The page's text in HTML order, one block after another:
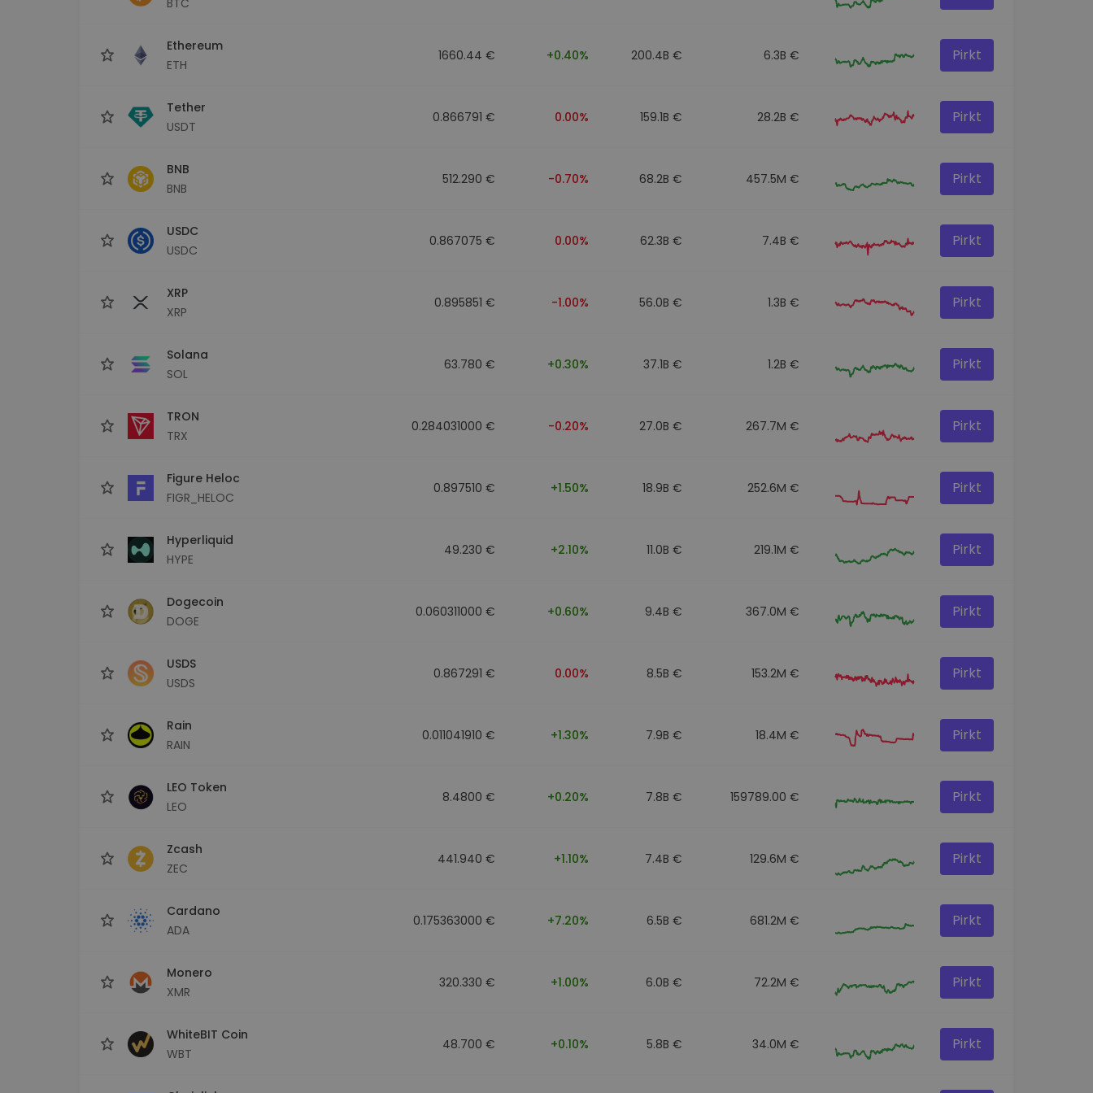
Ethereum
ETH
1660.44 € +0.40% 200.4B € 6.3B € Pirkt
Tether
USDT
0.866791 € 0.00% 159.1B € 28.2B € Pirkt
BNB
BNB
512.290 € -0.70% 68.2B € 457.5M € Pirkt
USDC
USDC
0.867075 € 0.00% 62.3B € 7.4B € Pirkt
XRP
XRP
0.895851 € -1.00% 56.0B € 1.3B € Pirkt
Solana
SOL
63.780 € +0.30% 37.1B € 1.2B € Pirkt
TRON
TRX
0.284031000 € -0.20% 27.0B € 267.7M € Pirkt
Figure Heloc
FIGR_HELOC
0.897510 € +1.50% 18.9B € 252.6M € Pirkt
Hyperliquid
HYPE
49.230 € +2.10% 11.0B € 219.1M € Pirkt
Dogecoin
DOGE
0.060311000 € +0.60% 9.4B € 367.0M € Pirkt
USDS
USDS
0.867291 € 0.00% 8.5B € 153.2M € Pirkt
Rain
RAIN
0.011041910 € +1.30% 7.9B € 18.4M € Pirkt
LEO Token
LEO
8.4800 € +0.20% 7.8B € 159789.00 € Pirkt
Zcash
ZEC
441.940 € +1.10% 7.4B € 129.6M € Pirkt
Cardano
ADA
0.175363000 € +7.20% 6.5B € 681.2M € Pirkt
Monero
XMR
320.330 € +1.00% 6.0B € 72.2M € Pirkt
WhiteBIT Coin
WBT
48.700 € +0.10% 5.8B € 34.0M € Pirkt